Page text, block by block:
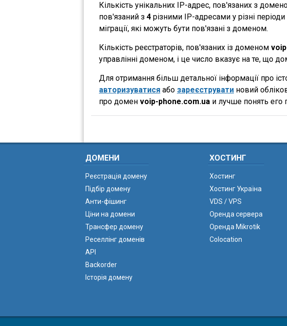
Кількість унікальних IP-адрес, пов'язаних з
пов'язаний з 4 різними IP-адресами у різні
міграції, які можуть бути пов'язані з доменом.
Кількість реєстраторів, пов'язаних із доменом
управлінні доменом, і це число вказує на те, що
Для отримання більш детальної інформації про
авторизуватися або зареєструвати новий
про домен voip-phone.com.ua и лучше понять его
ДОМЕНИ
Реєстрація домену
Підбір домену
Анти-фішинг
Ціни на домени
Трансфер домену
Реселлінг доменів
API
Backorder
Історія домену
ХОСТИНГ
Хостинг
Хостинг Україна
VDS / VPS
Оренда сервера
Оренда Mikrotik
Colocation